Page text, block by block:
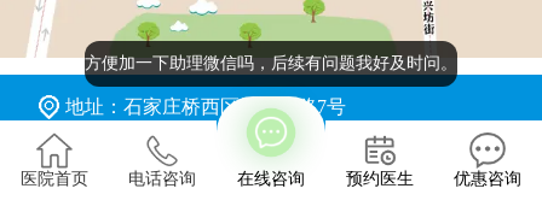
地址：石家庄桥西区裕华东路7号
版权所有：石家庄远大中医皮肤病医院
医院首页 电话咨询 在线咨询
方便加一下助理微信吗，后续有问题我好及时问。
预约医生 优惠咨询